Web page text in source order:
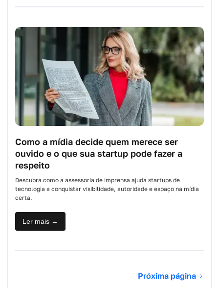
Como a mídia decide quem merece ser
ouvido e o que sua startup pode fazer a
respeito
Descubra como a assessoria de imprensa ajuda startups de
tecnologia a conquistar visibilidade, autoridade e espaço na mídia
certa.
Ler mais →
Próxima página